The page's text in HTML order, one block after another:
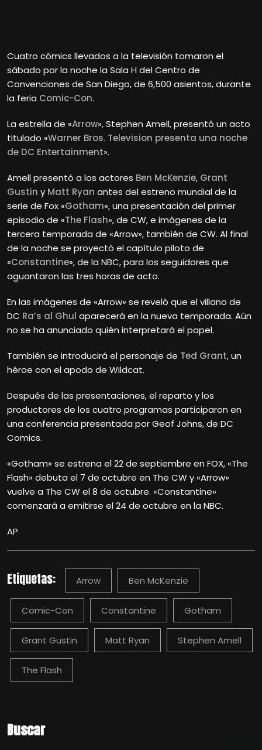
Cuatro cómics llevados a la televisión tomaron el
sábado por la noche la Sala H del Centro de
Convenciones de San Diego, de 6,500 asientos, durante
la feria Comic-Con.
La estrella de «Arrow», Stephen Amell, presentó un acto
titulado «Warner Bros. Television presenta una noche
de DC Entertainment».
Amell presentó a los actores Ben McKenzie, Grant
Gustin y Matt Ryan antes del estreno mundial de la
serie de Fox «Gotham», una presentación del primer
episodio de «The Flash», de CW, e imágenes de la
tercera temporada de «Arrow», también de CW. Al final
de la noche se proyectó el capítulo piloto de
«Constantine», de la NBC, para los seguidores que
aguantaron las tres horas de acto.
En las imágenes de «Arrow» se reveló que el villano de
DC Ra’s al Ghul aparecerá en la nueva temporada. Aún
no se ha anunciado quién interpretará el papel.
También se introducirá el personaje de Ted Grant, un
héroe con el apodo de Wildcat.
Después de las presentaciones, el reparto y los
productores de los cuatro programas participaron en
una conferencia presentada por Geof Johns, de DC
Comics.
«Gotham» se estrena el 22 de septiembre en FOX, «The
Flash» debuta el 7 de octubre en The CW y «Arrow»
vuelve a The CW el 8 de octubre. «Constantine»
comenzará a emitirse el 24 de octubre en la NBC.
AP
Etiquetas: Arrow Ben McKenzie
Comic-Con Constantine Gotham
Grant Gustin Matt Ryan Stephen Amell
The Flash
Buscar